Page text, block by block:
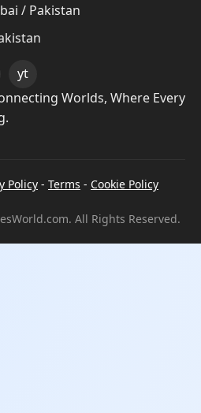
/ Pakistan
yt
Worlds, Where Every
Policy - Terms - Cookie Policy
All Rights Reserved.